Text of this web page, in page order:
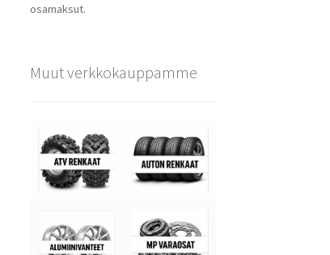
osamaksut.
Muut verkkokauppamme